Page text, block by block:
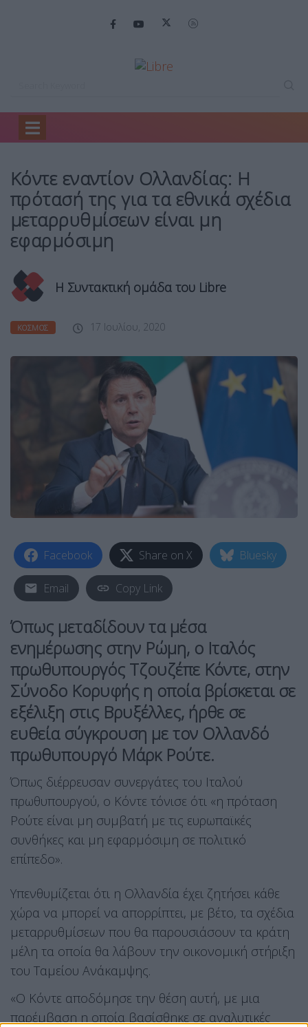
Home
Κόντε εναντίον Ολλανδίας: Η
πρότασή της για τα εθνικά σχέδια
μεταρρυθμίσεων είναι μη
εφαρμόσιμη
Η Συντακτική ομάδα του Libre
ΚΌΣΜΟΣ 17 Ιουλίου, 2020
Facebook Share on X Bluesky
Email Copy Link
Όπως μεταδίδουν τα μέσα
ενημέρωσης στην Ρώμη, ο Ιταλός
πρωθυπουργός Τζουζέπε Κόντε, στην
Σύνοδο Κορυφής η οποία βρίσκεται σε
εξέλιξη στις Βρυξέλλες, ήρθε σε
ευθεία σύγκρουση με τον Ολλανδό
πρωθυπουργό Μάρκ Ρούτε.
Όπως διέρρευσαν συνεργάτες του Ιταλού
πρωθυπουργού, ο Κόντε τόνισε ότι «η πρόταση
Ρούτε είναι μη συμβατή με τις ευρωπαϊκές
συνθήκες και μη εφαρμόσιμη σε πολιτικό
επίπεδο».
Υπενθυμίζεται ότι η Ολλανδία έχει ζητήσει κάθε
χώρα να μπορεί να απορρίπτει, με βέτο, τα σχέδια
μεταρρυθμίσεων που θα παρουσιάσουν τα κράτη
μέλη τα οποία θα λάβουν την οικονομική στήριξη
του Ταμείου Ανάκαμψης.
«Ο Κόντε αποδόμησε την θέση αυτή, με μια
παρέμβαση η οποία βασίσθηκε σε αναλυτικές